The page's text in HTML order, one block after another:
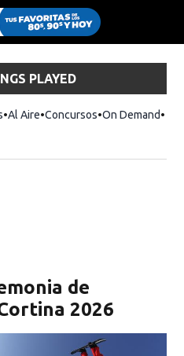
PLAYED
Al Aire Concursos On Demand
de
2026